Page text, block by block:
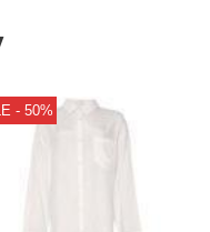
- 50%